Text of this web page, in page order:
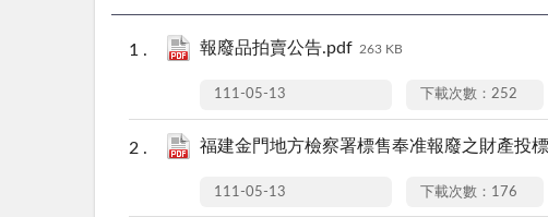
報廢品拍賣公告.pdf 263 KB
111-05-13 下載次數：252
福建金門地方檢察署標售奉准報廢之財產投
111-05-13 下載次數：176